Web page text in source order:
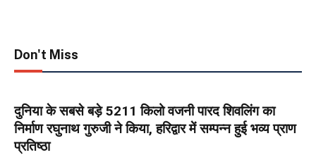
Don't Miss
दुनिया के सबसे बड़े 5211 किलो वजनी पारद शिवलिंग का
निर्माण रघुनाथ गुरुजी ने किया, हरिद्वार में सम्पन्न हुई भव्य प्राण
प्रतिष्ठा